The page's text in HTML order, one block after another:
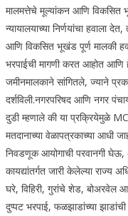
मालमत्तेचे मूल्यांकन आणि विकसित
न्यायालयाच्या निर्णयांचा हवाला
आणि विकसित भूखंड पूर्ण मालकी
भरपाईची मागणी करत आहोत
जमीनमालकाने सांगितले, ज्याने
दर्शविली.नगरपरिषद आणि नगर
दुडी म्हणाले की या प्रक्रियेमुळे
मतदानाच्या वेळापत्रकाच्या आधी
निवडणूक आयोगाची परवानगी
कायद्यांतर्गत जारी केलेल्या राज्य
घरे, विहिरी, गुरांचे शेड, बोअरवेल
दुप्पट भरपाई, फळझाडांच्या